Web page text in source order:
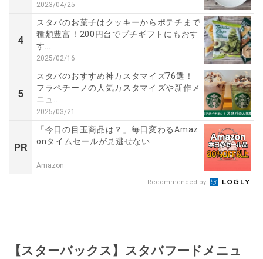
2023/04/25
4
スタバのお菓子はクッキーからポテチまで
種類豊富！200円台でプチギフトにもおす
す...
2025/02/16
5
スタバのおすすめ神カスタマイズ76選！
フラペチーノの人気カスタマイズや新作メ
ニュ...
2025/03/21
PR
「今日の目玉商品は？」毎日変わるAmaz
onタイムセールが見逃せない
Amazon
Recommended by
【スターバックス】スタバフードメニュ